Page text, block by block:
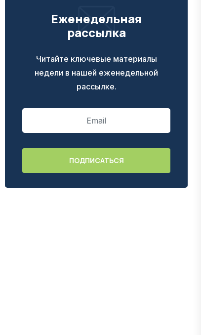
Еженедельная
рассылка
Читайте ключевые материалы
недели в нашей еженедельной
рассылке.